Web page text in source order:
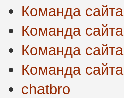
Команда сайта
Команда сайта
Команда сайта
Команда сайта
chatbro